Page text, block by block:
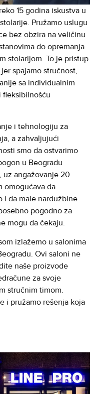
15 godina iskustva u
Pružamo uslugu
bez obzira na veličinu
do opremanja
stolarijom. To je pristup
spajamo stručnost,
sa individualnim
fleksibilnošću
i tehnologiju za
a zahvaljujući
smo da ostvarimo
u Beogradu
uz angažovanje 20
omogućava da
i da male nardužbine
pogodno za
mogu da čekaju.
izlažemo u salonima
Ovi saloni ne
naše proizvode
za svoje
stručnim timom.
i pružamo rešenja koja